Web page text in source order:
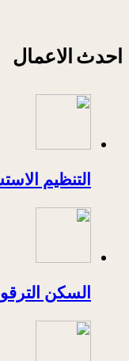
احدث الاعمال
التنظيم
السكن